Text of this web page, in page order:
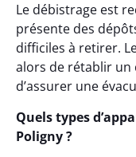
Le débistrage est
présente des
difficiles à retirer.
alors de rétablir un
d’assurer une
Quels types
Poligny ?